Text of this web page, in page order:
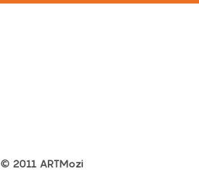
© 2011 ARTMozi